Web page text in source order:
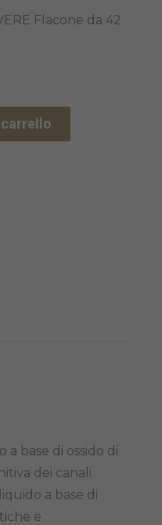
Flacone da 42
a base di ossido di
dei canali
a base di
e